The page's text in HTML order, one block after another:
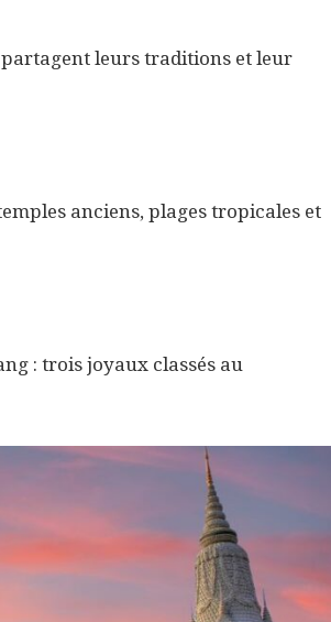
leurs traditions et leur
anciens, plages tropicales et
: trois joyaux classés au